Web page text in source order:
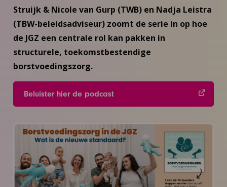
Struijk & Nicole van Gurp (TWB) en Nadja Leistra
(TBW-beleidsadviseur) zoomt de serie in op hoe
de JGZ een centrale rol kan pakken in
structurele, toekomstbestendige
borstvoedingszorg.
Beluister hier de podcast